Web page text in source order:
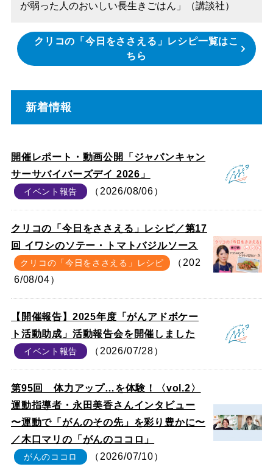
が弱った人のおいしい長生きごはん」（講談社）
クリコの「今日をささえる」レシピ一覧はこ
ちら
新着情報
開催レポート・動画公開「ジャパンキャン
サーサバイバーズデイ 2026」
イベント報告 （2026/08/06）
クリコの「今日をささえる」レシピ／第17
回 イワシのソテー・トマトバジルソース
クリコの「今日をささえる」レシピ
（202
6/08/04）
【開催報告】2025年度「がんアドボケー
ト活動助成」活動報告会を開催しました
イベント報告 （2026/07/28）
第95回 体力アップ…を体験！〈vol.2〉
運動指導者・永田美香さんインタビュー
〜運動で「がんのその先」を彩り豊かに〜
／木口マリの「がんのココロ」
がんのココロ （2026/07/10）